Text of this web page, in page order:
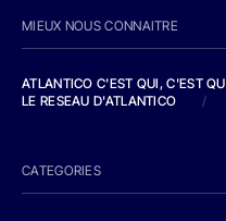
MIEUX NOUS CONNAITRE
ATLANTICO C'EST QUI, C'EST
LE RESEAU D'ATLANTICO
/
CATEGORIES